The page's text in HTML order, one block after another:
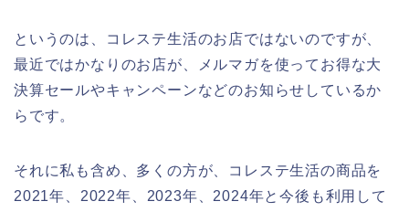
というのは、コレステ生活のお店ではないのですが、
最近ではかなりのお店が、メルマガを使ってお得な大
決算セールやキャンペーンなどのお知らせしているか
らです。
それに私も含め、多くの方が、コレステ生活の商品を
2021年、2022年、2023年、2024年と今後も利用して